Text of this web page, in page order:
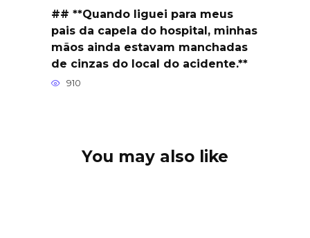
## **Quando liguei para meus
pais da capela do hospital, minhas
mãos ainda estavam manchadas
de cinzas do local do acidente.**
910
You may also like